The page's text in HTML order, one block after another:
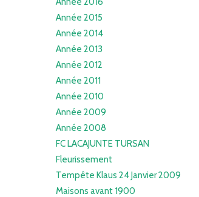
Année 2015
Année 2014
Année 2013
Année 2012
Année 2011
Année 2010
Année 2009
Année 2008
FC LACAJUNTE TURSAN
Fleurissement
Tempête Klaus 24 Janvier 2009
Maisons avant 1900